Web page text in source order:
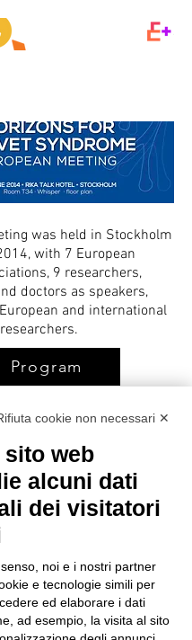
was held in Stockholm
with 7 European
9 researchers,
doctors as speakers,
and international
Program
cookie non necessari ✕
sito web
alcuni dati
dei visitatori
noi e i nostri partner
e tecnologie simili per
ed elaborare i dati
ad esempio, la visita al sito